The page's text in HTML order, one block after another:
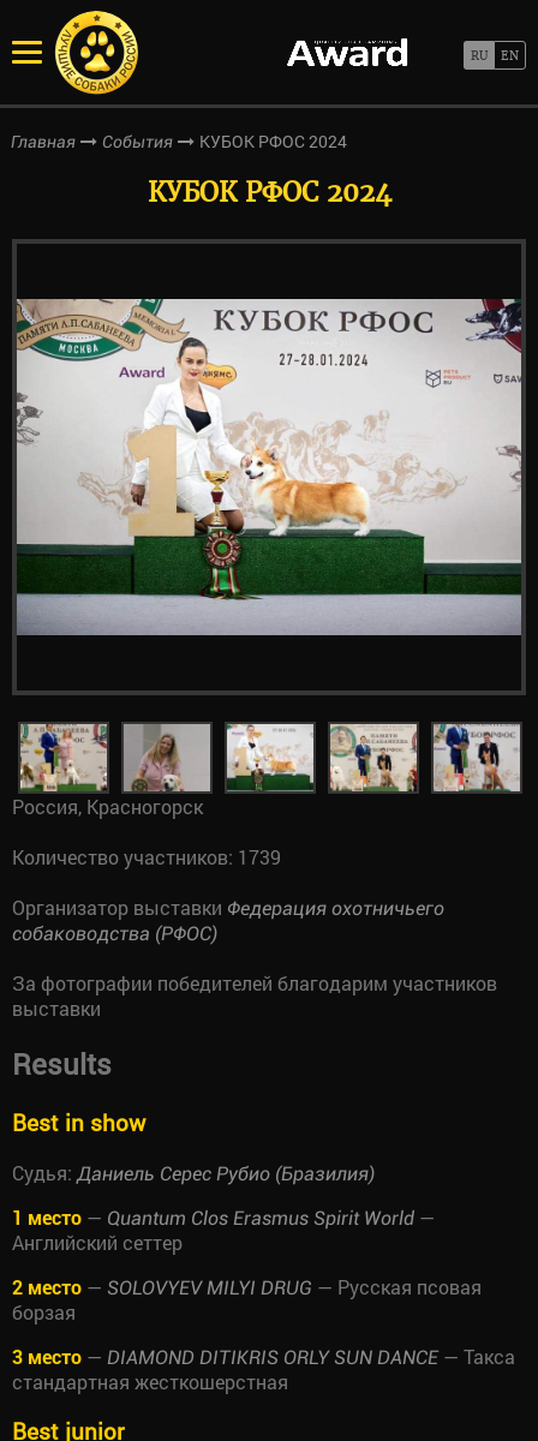
Главная События КУБОК РФОС 2024
КУБОК РФОС 2024
Россия, Красногорск
Количество участников: 1739
Организатор выставки Федерация охотничьего
собаководства (РФОС)
За фотографии победителей благодарим участников
выставки
Results
Best in show
Судья: Даниель Серес Рубио (Бразилия)
1 место — Quantum Clos Erasmus Spirit World —
Английский сеттер
2 место — SOLOVYEV MILYI DRUG — Русская псовая
борзая
3 место — DIAMOND DITIKRIS ORLY SUN DANCE — Такса
стандартная жесткошерстная
Best junior